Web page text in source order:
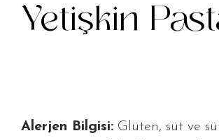
Yetişkin
Alerjen Bilgisi: Glüten, süt ve